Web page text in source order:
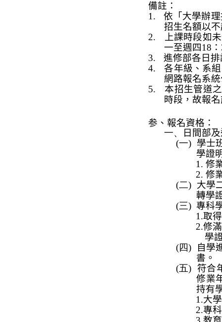
備註：
1.
依 「 大學辦
招生名額以
2.
上課時段如
一至週四18 ：
3.
進修部各日
4.
各年級、系
網路報名系統
5.
本招生管道
時段，故報
参、報名資格：
一、
日間部
(一) 學士
學證
1. 修
2. 修
(二) 大學
轉學
(三) 專科
1.取
2.修
學
(四)
自學
書。
(五) 符合
修業
持有
1.大
2.專